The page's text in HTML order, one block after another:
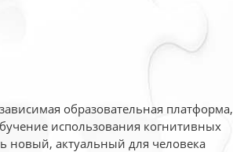
образовательная платформа,
использования когнитивных
новый, актуальный для человека